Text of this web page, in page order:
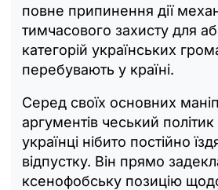
повне припинення дії
тимчасового захисту для
категорій українських
перебувають у країні.
Серед своїх основних
аргументів чеський
українці нібито постійно
відпустку. Він прямо
ксенофобську позицію щодо